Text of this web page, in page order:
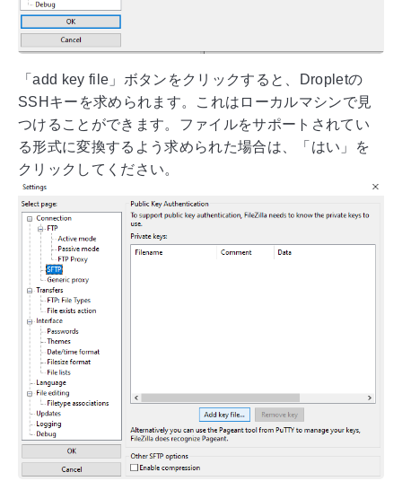
「add key file」ボタンをクリックすると、Dropletの
SSHキーを求められます。これはローカルマシンで見
つけることができます。ファイルをサポートされてい
る形式に変換するよう求められた場合は、「はい」を
クリックしてください。